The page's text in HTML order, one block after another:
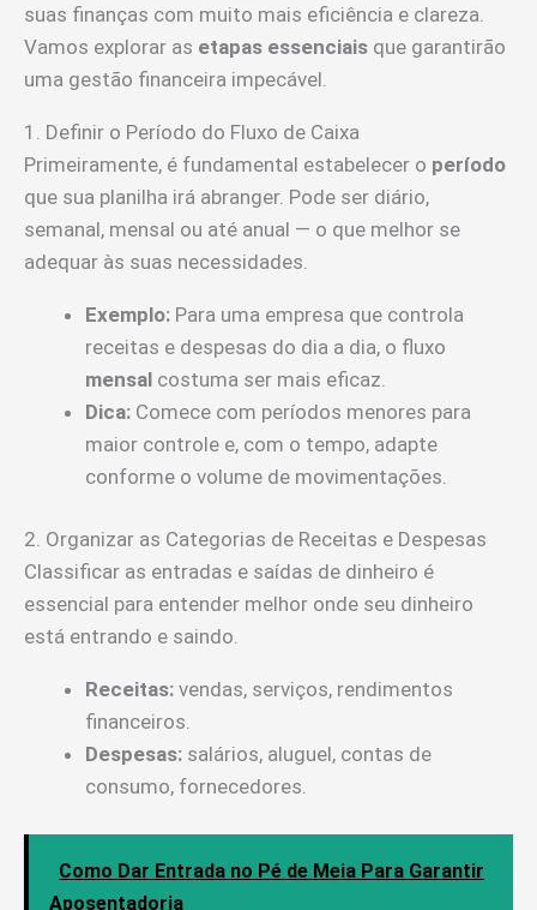
suas finanças com muito mais eficiência e clareza.
Vamos explorar as etapas essenciais que garantirão
uma gestão financeira impecável.
1. Definir o Período do Fluxo de Caixa
Primeiramente, é fundamental estabelecer o período
que sua planilha irá abranger. Pode ser diário,
semanal, mensal ou até anual — o que melhor se
adequar às suas necessidades.
Exemplo: Para uma empresa que controla
receitas e despesas do dia a dia, o fluxo
mensal costuma ser mais eficaz.
Dica: Comece com períodos menores para
maior controle e, com o tempo, adapte
conforme o volume de movimentações.
2. Organizar as Categorias de Receitas e Despesas
Classificar as entradas e saídas de dinheiro é
essencial para entender melhor onde seu dinheiro
está entrando e saindo.
Receitas: vendas, serviços, rendimentos
financeiros.
Despesas: salários, aluguel, contas de
consumo, fornecedores.
Como Dar Entrada no Pé de Meia Para Garantir
Aposentadoria